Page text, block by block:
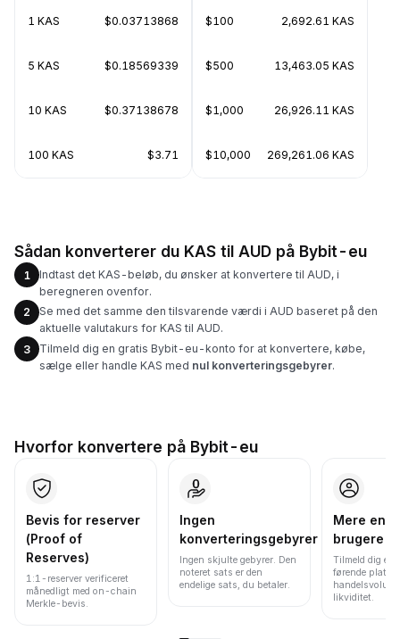
1 KAS $0.03713868
5 KAS $0.18569339
10 KAS $0.37138678
100 KAS $3.71
$100 2,692.61 KAS
$500 13,463.05 KAS
$1,000 26,926.11 KAS
$10,000 269,261.06 KAS
Sådan konverterer du KAS til AUD på Bybit-eu
1
Indtast det KAS-beløb, du ønsker at konvertere til AUD, i
beregneren ovenfor.
2
Se med det samme den tilsvarende værdi i AUD baseret på den
aktuelle valutakurs for KAS til AUD.
3
Tilmeld dig en gratis Bybit-eu-konto for at konvertere, købe,
sælge eller handle KAS med nul konverteringsgebyrer.
Hvorfor konvertere på Bybit-eu
Bevis for reserver
(Proof of
Reserves)
1:1-reserver verificeret
månedligt med on-chain
Merkle-bevis.
Ingen
konverteringsgebyrer
Ingen skjulte gebyrer. Den
noteret sats er den
endelige sats, du betaler.
Mere end
brugere
Tilmeld dig en
førende
likviditet.